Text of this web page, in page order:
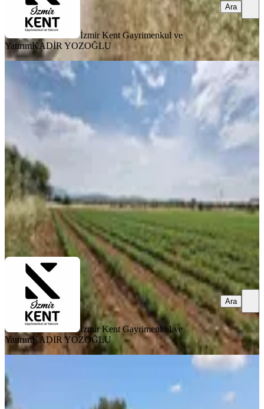
İzmir Kent Gayrimenkul ve
YatırımKADİR YOZOĞLU
Ara
YOLA YAKIN
Buca Karacaağaç Satılık 3600 M2
Merkezde Tarla
Buca, Karacaağaç Mahallesi
3630 m²
Parselli, Yolu Açılmış 2.686/m²
İzmir Kent Gayrimenkul ve Yatırım KADİR YOZOĞLU
Ara
İzmir Kent Gayrimenkul ve
YatırımKADİR YOZOĞLU
Ara
Karacaağaç Su Satılık Bahçe
Buca, Karacaağaç Mahallesi